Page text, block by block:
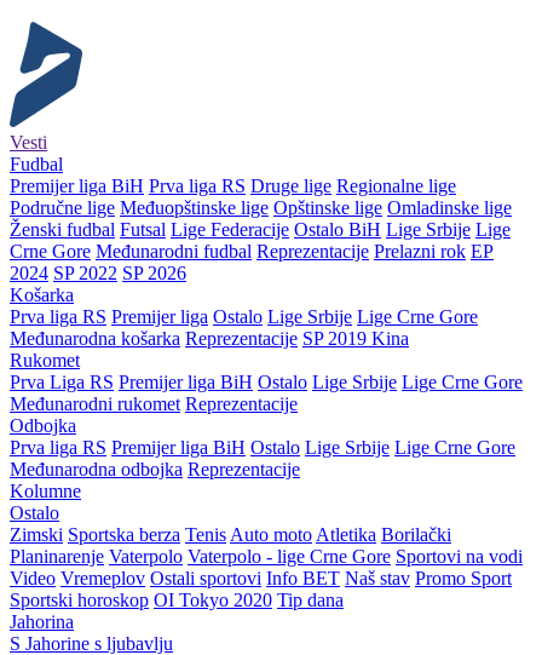
Vesti
Fudbal
Premijer liga BiH Prva liga RS Druge lige Regionalne lige
Područne lige Međuopštinske lige Opštinske lige Omladinske lige
Ženski fudbal Futsal Lige Federacije Ostalo BiH Lige Srbije Lige
Crne Gore Međunarodni fudbal Reprezentacije Prelazni rok EP
2024 SP 2022 SP 2026
Košarka
Prva liga RS Premijer liga Ostalo Lige Srbije Lige Crne Gore
Međunarodna košarka Reprezentacije SP 2019 Kina
Rukomet
Prva Liga RS Premijer liga BiH Ostalo Lige Srbije Lige Crne Gore
Međunarodni rukomet Reprezentacije
Odbojka
Prva liga RS Premijer liga BiH Ostalo Lige Srbije Lige Crne Gore
Međunarodna odbojka Reprezentacije
Kolumne
Ostalo
Zimski Sportska berza Tenis Auto moto Atletika Borilački
Planinarenje Vaterpolo Vaterpolo - lige Crne Gore Sportovi na vodi
Video Vremeplov Ostali sportovi Info BET Naš stav Promo Sport
Sportski horoskop OI Tokyo 2020 Tip dana
Jahorina
S Jahorine s ljubavlju